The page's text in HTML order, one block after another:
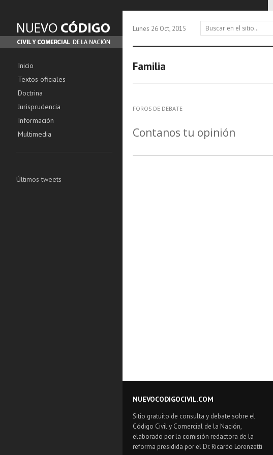
Inicio
Textos oficiales
Doctrina
Jurisprudencia
Información
Multimedia
Últimos tweets
Lunes 26 Oct, 2015
Familia
FOROS DE DEBATE
Contanos tu opinión
NUEVOCODIGOCIVIL.COM
Sitio gratuito de consulta y debate sobre el
Código Civil y Comercial de la Nación,
elaborado por la comisión redactora de la
reforma presidida por el Dr. Ricardo Lorenzetti